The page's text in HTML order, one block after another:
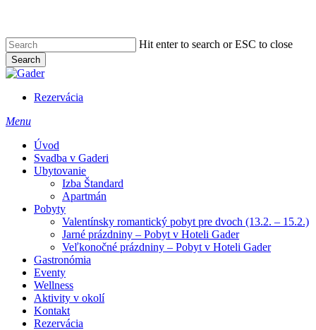
Hit enter to search or ESC to close
Search
Close
Rezervácia
Menu
Úvod
Svadba v Gaderi
Ubytovanie
Izba Štandard
Apartmán
Pobyty
Valentínsky romantický pobyt pre dvoch (13.2. – 15.2.)
Jarné prázdniny – Pobyt v Hoteli Gader
Veľkonočné prázdniny – Pobyt v Hoteli Gader
Gastronómia
Eventy
Wellness
Aktivity v okolí
Kontakt
Rezervácia